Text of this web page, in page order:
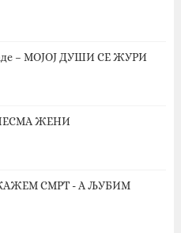
– МОЈОЈ ДУШИ СЕ ЖУРИ
ПЕСМА ЖЕНИ
КАЖЕМ СМРТ - А ЉУБИМ